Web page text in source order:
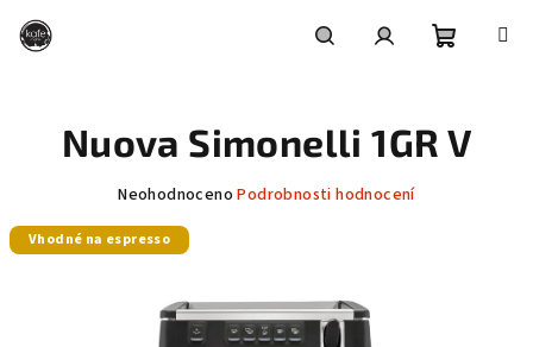
obsah
košík
Nuova Simonelli 1GR V
Průměrné
produktu
Neohodnoceno Podrobnosti hodnocení
Vhodné na espresso